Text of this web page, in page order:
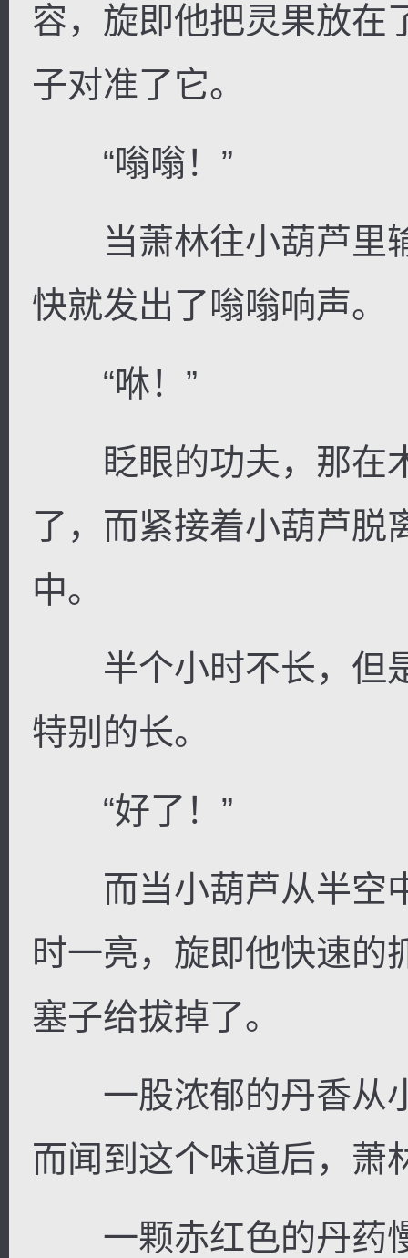
容，旋即他把灵果放在
子对准了它。
“嗡嗡！”
当萧林往小葫芦里
快就发出了嗡嗡响声。
“咻！”
眨眼的功夫，那在
了，而紧接着小葫芦脱
中。
半个小时不长，但
特别的长。
“好了！”
而当小葫芦从半空
时一亮，旋即他快速的
塞子给拔掉了。
一股浓郁的丹香从
而闻到这个味道后，萧
一颗赤红色的丹药